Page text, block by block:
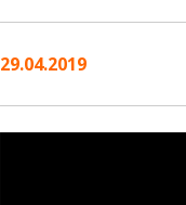
29.04.2019